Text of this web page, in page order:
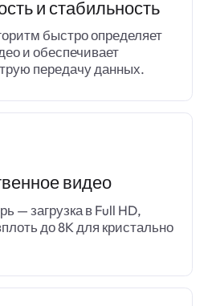
и стабильность
быстро определяет
и обеспечивает
передачу данных.
видео
— загрузка в Full HD,
до 8K для кристально